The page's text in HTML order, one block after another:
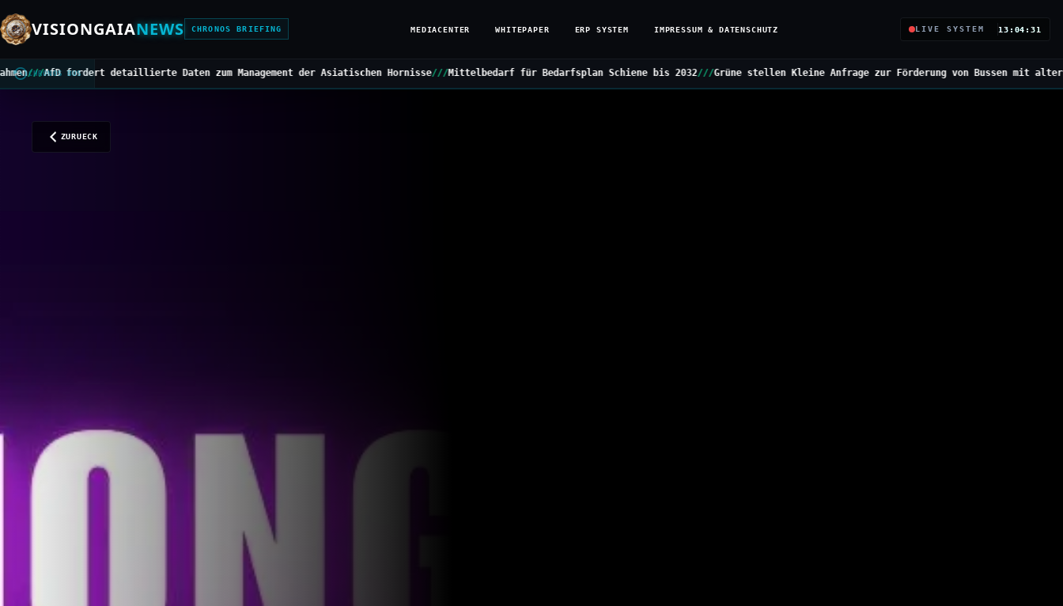
VISIONGAIANEWS CHRONOS BRIEFING MEDIACENTER WHITEPAPER ERP SYSTEM IMPRESSUM & DATENSCHUTZ LIVE SYSTEM 13:04:32
CHRONOS BUS
Daten zum Management der Asiatischen Hornisse///Mittelbedarf für Bedarfsplan Schiene bis 2032///Grüne stellen Kleine Anfrage zur Förderung von Bussen mit alternativen Antrieben///
ZURUECK